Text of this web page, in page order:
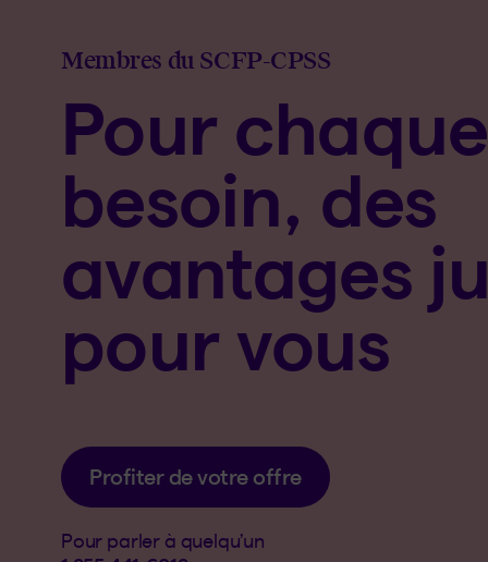
Membres du SCFP-CPSS
Pour chaque
besoin, des
avantages
pour vous
Profiter de votre offre
Pour parler à quelqu’un